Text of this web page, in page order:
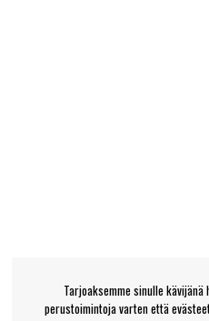
Tarjoaksemme sinulle
perustoimintoja varten että